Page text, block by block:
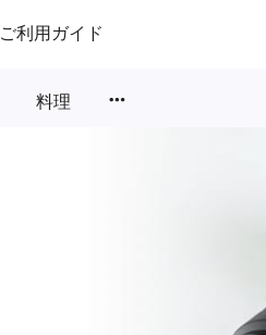
ご利用ガイド
料理 more_horiz